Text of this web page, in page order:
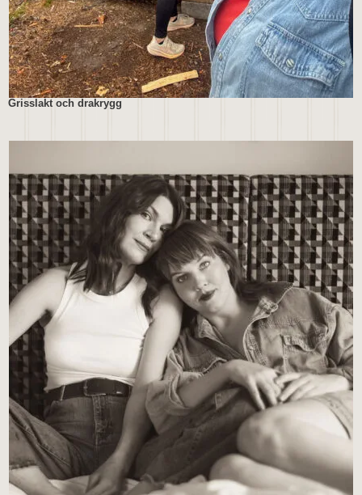
Grisslakt och drakrygg